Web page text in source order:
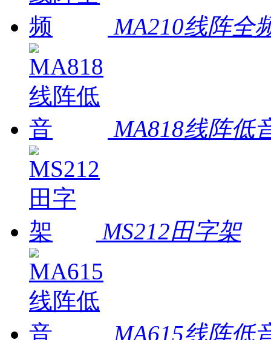
MA210线阵全
MA818线阵低
MS212田字架
MA615线阵低